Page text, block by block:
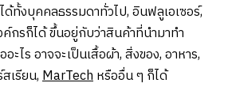
ด้ทั้งบุคคลธรรมดาทั่วไป, อินฟลูเอเซอร์,
ค์กรก็ได้ ขึ้นอยู่กับว่าสินค้าที่นำมาทำ
ไร อาจจะเป็นเสื้อผ้า, สิ่งของ, อาหาร,
เรียน,MarTechหรืออื่น ๆ ก็ได้